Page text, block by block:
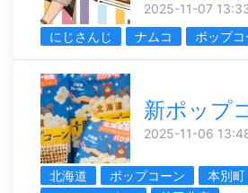
2025-11-07
にじさんじ
ナムコ ポップコ
新ポップ
2025-11-06
北海道 ポップコーン
本別町